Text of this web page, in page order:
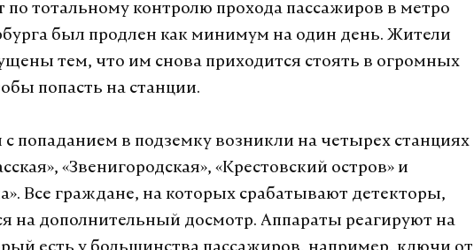
по тотальному контролю прохода пассажиров в метро
был продлен как минимум на один день. Жители
тем, что им снова приходится стоять в огромных
попасть на станции.
с попаданием в подземку возникли на четырех станциях
«Звенигородская», «Крестовский остров» и
Все граждане, на которых срабатывают детекторы,
на дополнительный досмотр. Аппараты реагируют на